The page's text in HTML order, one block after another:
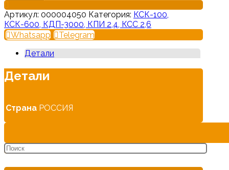
Обойма
КИС
0150618
Артикул: 000004050 Категория: КСК-100,
КСК-600, КДП-3000, КПИ 2,4, КСС 2,6
Whatsapp
Telegram
Детали
Детали
Страна РОССИЯ